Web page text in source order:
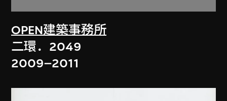
OPEN建築事務所
二環．2049
2009–2011